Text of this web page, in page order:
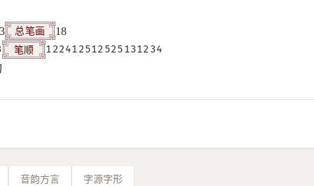
3 总笔画
18
笔顺
122412512525131234
音韵方言 字源字形